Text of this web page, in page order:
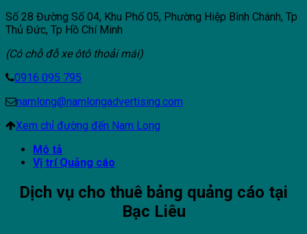
Số 28 Đường Số 04, Khu Phố 05, Phường Hiệp Bình Chánh, Tp
Thủ Đức, Tp Hồ Chí Minh
(Có chỗ đỗ xe ôtô thoải mái)
0916 095 795
namlong@namlongadvertising.com
Xem chỉ đường đến Nam Long
Mô tả
Vị trí Quảng cáo
Dịch vụ cho thuê bảng quảng cáo tại
Bạc Liêu